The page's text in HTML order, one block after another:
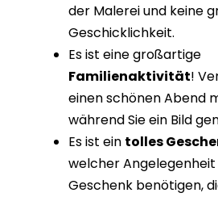
der Malerei und keine
Geschicklichkeit.
Es ist eine großartige
Familienaktivität!
einen schönen Abend
während Sie ein Bild
Es ist ein tolles
welcher Angelegenheit
Geschenk benötigen,